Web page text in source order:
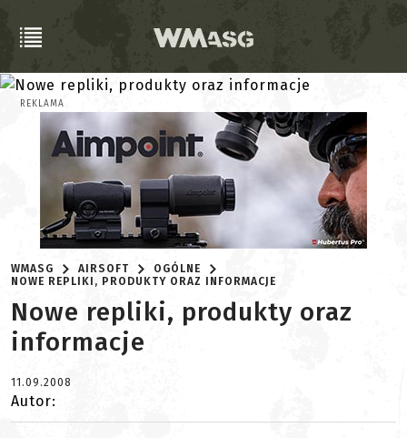
REKLAMA
WMASG AIRSOFT
OGÓLNE
NOWE REPLIKI, PRODUKTY ORAZ INFORMACJE
Nowe repliki, produkty oraz
informacje
11.09.2008
Autor: